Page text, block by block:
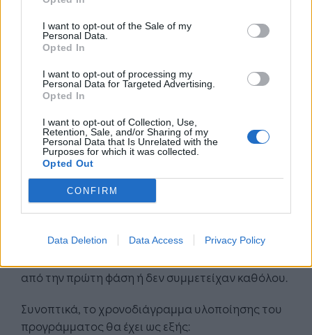
I want to opt-out of the Sale of my
Personal Data.
Opted In
I want to opt-out of processing my
Personal Data for Targeted Advertising.
Opted In
I want to opt-out of Collection, Use,
Retention, Sale, and/or Sharing of my
Personal Data that Is Unrelated with the
Purposes for which it was collected.
Opted Out
CONFIRM
Data Deletion Data Access Privacy Policy
φορέα, θα υποβάλλουν προς αξιολόγηση
αναλυτικό επιχειρηματικό σχέδιο, σύμφωνα με
υπόδειγμα που θα εκπονήσει η Διεύθυνση
Μικρομεσαίων Επιχειρήσεων της Γενικής
Γραμματείας Βιομηχανίας. Στην περίπτωση αυτή,
η δαπάνη για την προετοιμασία και υποβολή του
επιχειρηματικού σχεδίου δύναται να κριθεί ως
επιλέξιμη στο πλαίσιο της επένδυσης.
Επιπρόσθετα, στο στάδιο αυτό είναι χρήσιμο να
εξετασθεί και η πιθανή είσοδος νέων
συμμετεχόντων στα Clusters που θα υποβάλλουν
πλαίσιο της προκήρυξης μπορούν επίσης, να
από την πρώτη φάση ή δεν συμμετείχαν καθόλου.
Συνοπτικά, το χρονοδιάγραμμα υλοποίησης του
προγράμματος θα έχει ως εξής: